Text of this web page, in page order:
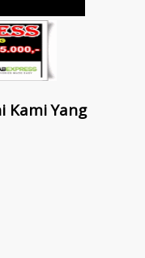
Kami Yang